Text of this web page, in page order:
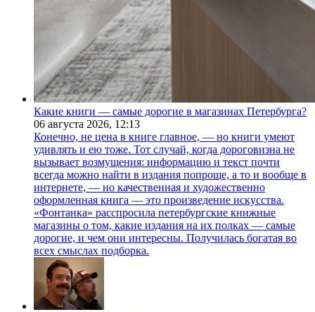
Какие книги — самые дорогие в магазинах Петербурга?
06 августа 2026, 12:13
Конечно, не цена в книге главное, — но книги умеют
удивлять и ею тоже. Тот случай, когда дороговизна не
вызывает возмущения: информацию и текст почти
всегда можно найти в издания попроще, а то и вообще в
интернете, — но качественная и художественно
оформленная книга — это произведение искусства.
«Фонтанка» расспросила петербургские книжные
магазины о том, какие издания на их полках — самые
дорогие, и чем они интересны. Получилась богатая во
всех смыслах подборка.